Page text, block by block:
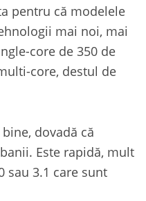
pentru că modelele
mai noi, mai
core de 350 de
core, destul de
dovadă că
Este rapidă, mult
sau 3.1 care sunt